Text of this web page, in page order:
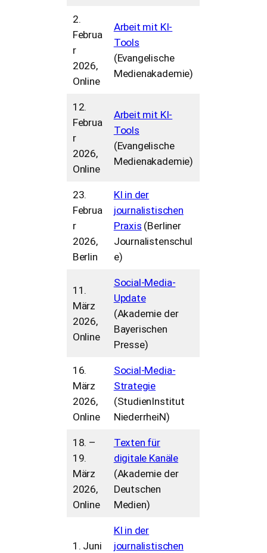
2.
Februa
r
2026,
Online
Arbeit mit KI-
Tools
(Evangelische
Medienakademie)
12.
Februa
r
2026,
Online
Arbeit mit KI-
Tools
(Evangelische
Medienakademie)
23.
Februa
r
2026,
Berlin
KI in der
journalistischen
Praxis (Berliner
Journalistenschul
e)
11.
März
2026,
Online
Social-Media-
Update
(Akademie der
Bayerischen
Presse)
16.
März
2026,
Online
Social-Media-
Strategie
(StudienInstitut
NiederrheiN)
18. –
19.
März
2026,
Online
Texten für
digitale Kanäle
(Akademie der
Deutschen
Medien)
1. Juni
KI in der
journalistischen